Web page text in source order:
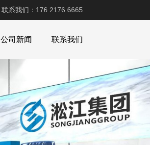
联系我们：176 2176 6665
公司新闻 联系我们